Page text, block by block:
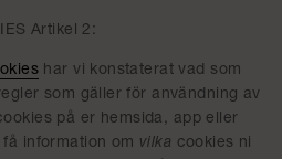
Artikel 2:
har vi konstaterat vad som
som gäller för användning av
på er hemsida, app eller
information om vilka cookies ni